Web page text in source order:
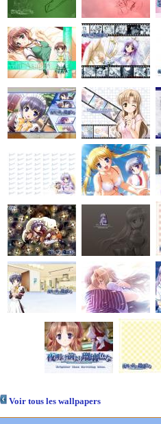
Voir tous les wallpapers